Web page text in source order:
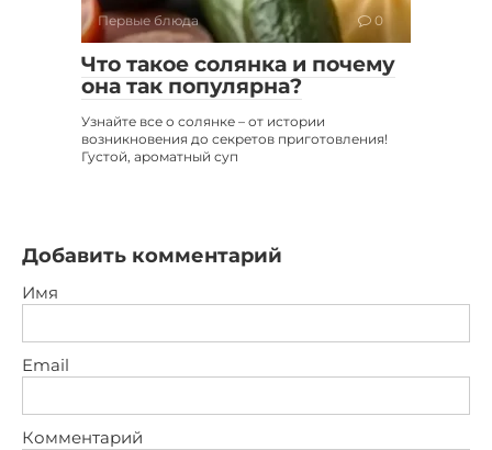
Первые блюда 0
Что такое солянка и почему
она так популярна?
Узнайте все о солянке – от истории
возникновения до секретов приготовления!
Густой, ароматный суп
Добавить комментарий
Имя
Email
Комментарий